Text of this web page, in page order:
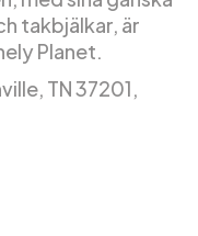
takbjälkar, är
Planet.
TN 37201,